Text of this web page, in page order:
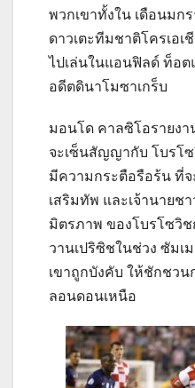
พวกเขาทั้งใน เดือนมก
ดาวเตะทีมชาติโครเอเ
ไปเล่นในแอนฟิลด์ ท็อ
อดีตดินาโมซาเกร็บ
มอนโด คาลซิโอรายงา
จะเซ็นสัญญากับ โบรโ
มีความกระตือรือร้น ที่จ
เสริมทัพ และเจ้านายช
มิตรภาพ ของโบรโซวิ
วานเปริซิชในช่วง ซัมเ
เขาถูกบังคับ ให้ชักชวน
ลอนดอนเหนือ